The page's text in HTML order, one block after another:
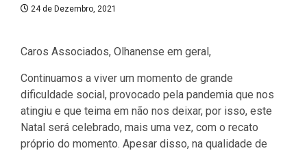
24 de Dezembro, 2021
Caros Associados, Olhanense em geral,
Continuamos a viver um momento de grande
dificuldade social, provocado pela pandemia que nos
atingiu e que teima em não nos deixar, por isso, este
Natal será celebrado, mais uma vez, com o recato
próprio do momento. Apesar disso, na qualidade de